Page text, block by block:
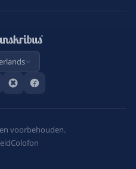
voorbehouden.
Colofon